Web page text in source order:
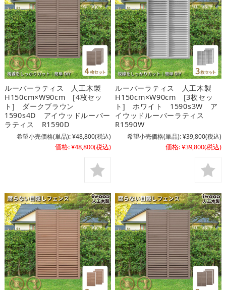
ルーバーラティス 人工木製
H150cm×W90cm [4枚セッ
ト] ダークブラウン
1590s4D アイウッドルーバー
ラティス R1590D
希望小売価格(単品):¥48,800(税込)
価格:¥48,800(税込)
ルーバーラティス 人工木製
H150cm×W90cm [3枚セッ
ト] ホワイト 1590s3W ア
イウッドルーバーラティス
R1590W
希望小売価格(単品):¥39,800(税込)
価格:¥39,800(税込)